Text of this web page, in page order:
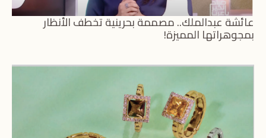
عائشة عبدالملك.. مصممة بحرينية تخطف الأنظار
بمجوهراتها المميزة!